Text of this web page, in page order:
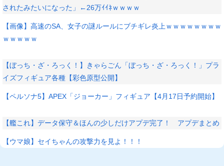
されたみたいになった」←26万ｲｲﾈｗｗｗｗ
【画像】高速のSA、女子の謎ルールにブチギレ炎上ｗｗｗｗｗｗｗｗ
ｗｗｗｗｗ
【ぼっち・ざ・ろっく！】きゃらごん「ぼっち・ざ・ろっく！」プラ
イズフィギュア各種【彩色原型公開】
【ペルソナ5】APEX「ジョーカー」フィギュア【4月17日予約開始】
【艦これ】データ保守＆ほんの少しだけアプデ完了！ アプデまとめ
【ウマ娘】セイちゃんの攻撃力を見よ！！！